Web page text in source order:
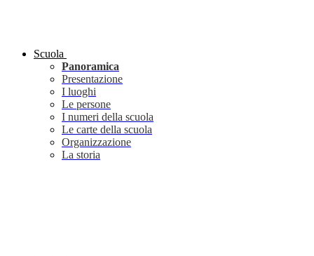
Scuola
Panoramica
Presentazione
I luoghi
Le persone
I numeri della scuola
Le carte della scuola
Organizzazione
La storia